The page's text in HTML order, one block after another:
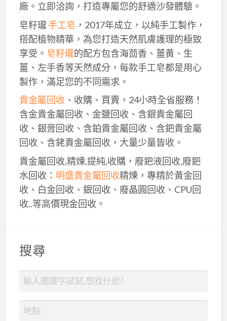
廠。立即洽詢，打造專屬您的舒適沙發體驗。
皂籽瓏手工皂 ，2017年成立，以純手工製作，
搭配植物精華，為您打造天然肌膚護理的極致
享受。 皂籽瓏的配方包含海茴香、薑黃、生
薑、左手香等天然成分，每款手工皂都是用心
製作，滿足您的不同需求。
貴金屬回收、收購、買賣，24小時全省服務！
含金貴金屬回收、金鹽回收、含銀貴金屬回
收、銀膏回收、含鉑貴金屬回收、含鈀貴金屬
回收、含銠貴金屬回收，大量少量皆收。
貴金屬回收,精煉,提純,收購，廢鈀液回收,廢鈀
水回收： 明盛貴金屬回收精煉，專精於黃金回
收、白金回收、銀回收、廢晶圓回收、CPU回
收..等高價現金回收。
搜尋